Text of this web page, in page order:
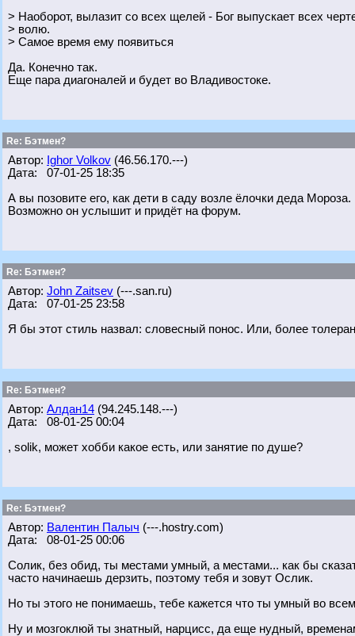
> Наоборот, вылазит со всех щелей - Бог выпускает всех
> волю.
> Самое время ему появиться
Да. Конечно так.
Еще пара диагоналей и будет во Владивостоке.
Re: Бэтмен?
Автор: Ighor Volkov (46.56.170.---)
Дата: 07-01-25 18:35
А вы позовите его, как дети в саду возле ёлочки деда Мороза.
Возможно он услышит и придёт на форум.
Re: Бэтмен?
Автор: John Zaitsev (---.san.ru)
Дата: 07-01-25 23:58
Я бы этот стиль назвал: словесный понос. Или, более
Re: Бэтмен?
Автор: Алдан14 (94.245.148.---)
Дата: 08-01-25 00:04
, solik, может хобби какое есть, или занятие по душе?
Re: Бэтмен?
Автор: Валентин Палыч (---.hostry.com)
Дата: 08-01-25 00:06
Солик, без обид, ты местами умный, а местами... как бы
часто начинаешь дерзить, поэтому тебя и зовут Ослик.
Но ты этого не понимаешь, тебе кажется что ты умный во
Ну и мозгоклюй ты знатный, нарцисс, да еще нудный,